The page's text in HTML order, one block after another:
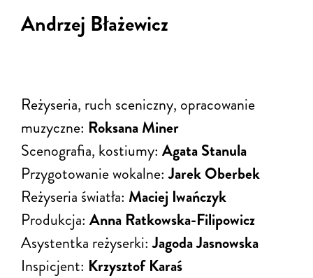
Andrzej Błażewicz
Reżyseria, ruch sceniczny, opracowanie
muzyczne: Roksana Miner
Scenografia, kostiumy: Agata Stanula
Przygotowanie wokalne:Jarek Oberbek
Reżyseria światła: Maciej Iwańczyk
Produkcja: Anna Ratkowska-Filipowicz
Asystentka reżyserki:Jagoda Jasnowska
Inspicjent: Krzysztof Karaś